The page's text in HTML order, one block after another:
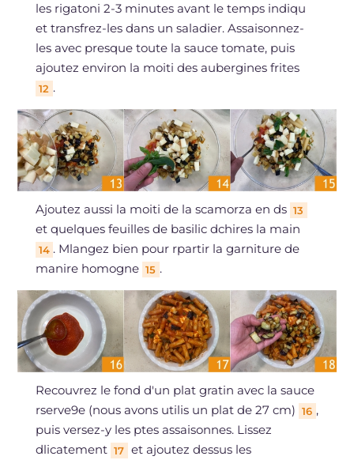
les rigatoni 2-3 minutes avant le temps indiqu
et transfrez-les dans un saladier. Assaisonnez-
les avec presque toute la sauce tomate, puis
ajoutez environ la moiti des aubergines frites
12 .
Ajoutez aussi la moiti de la scamorza en ds 13
et quelques feuilles de basilic dchires la main
14 . Mlangez bien pour rpartir la garniture de
manire homogne 15 .
Recouvrez le fond d'un plat gratin avec la sauce
rserve9e (nous avons utilis un plat de 27 cm) 16 ,
puis versez-y les ptes assaisonnes. Lissez
dlicatement 17 et ajoutez dessus les